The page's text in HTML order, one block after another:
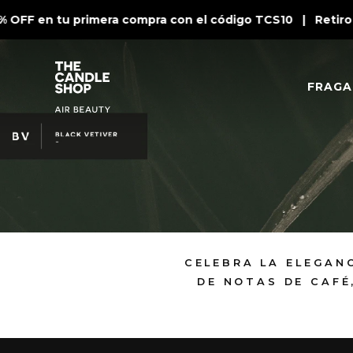
en tu primera compra con el código TCS10 |
CELEBRA LA
DE NOTAS DE